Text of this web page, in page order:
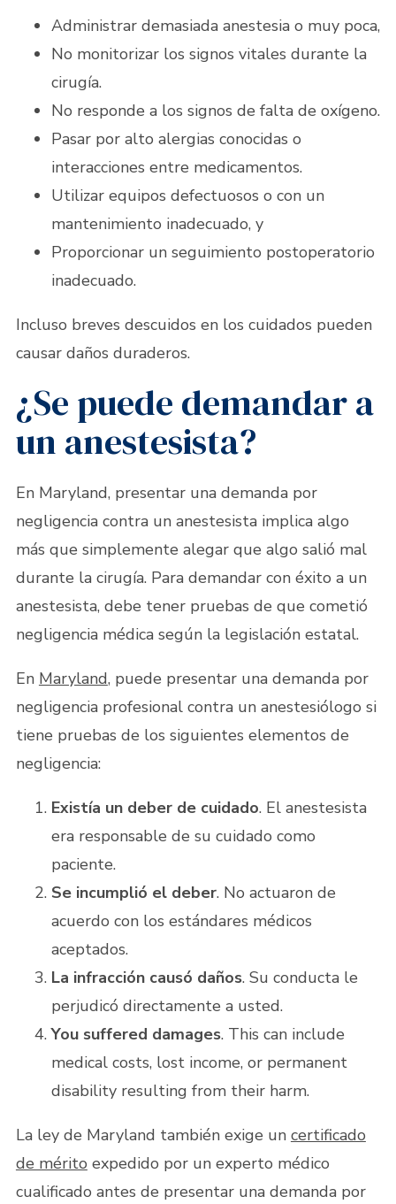
Administrar demasiada anestesia o muy poca,
No monitorizar los signos vitales durante la
cirugía.
No responde a los signos de falta de oxígeno.
Pasar por alto alergias conocidas o
interacciones entre medicamentos.
Utilizar equipos defectuosos o con un
mantenimiento inadecuado, y
Proporcionar un seguimiento postoperatorio
inadecuado.
Incluso breves descuidos en los cuidados pueden
causar daños duraderos.
¿Se puede demandar a
un anestesista?
En Maryland, presentar una demanda por
negligencia contra un anestesista implica algo
más que simplemente alegar que algo salió mal
durante la cirugía. Para demandar con éxito a un
anestesista, debe tener pruebas de que cometió
negligencia médica según la legislación estatal.
En Maryland, puede presentar una demanda por
negligencia profesional contra un anestesiólogo si
tiene pruebas de los siguientes elementos de
negligencia:
Existía un deber de cuidado. El anestesista
era responsable de su cuidado como
paciente.
Se incumplió el deber. No actuaron de
acuerdo con los estándares médicos
aceptados.
La infracción causó daños. Su conducta le
perjudicó directamente a usted.
You suffered damages. This can include
medical costs, lost income, or permanent
disability resulting from their harm.
La ley de Maryland también exige un certificado
de mérito expedido por un experto médico
cualificado antes de presentar una demanda por